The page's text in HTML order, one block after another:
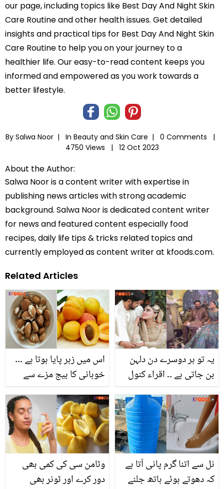
our page, including topics like Best Day And Night Skin
Care Routine and other health issues. Get detailed
insights and practical tips for Best Day And Night Skin
Care Routine to help you on your journey to a
healthier life. Our easy-to-read content keeps you
informed and empowered as you work towards a
better lifestyle.
By Salwa Noor | In Beauty and Skin Care |
0 Comments |
4750 Views |
12 Oct 2023
About the Author:
Salwa Noor is a content writer with expertise in
publishing news articles with strong academic
background. Salwa Noor is dedicated content writer
for news and featured content especially food
recipes, daily life tips & tricks related topics and
currently employed as content writer at kfoods.com.
Related Articles
اس میں زہر پایا ہوتا ہے ...
خوبانی کا بیج مزے سے
نقصانات بھی جان لیں،
کہیں آپ کی جان کو خطرہ
تو نہیں؟
یہ تو ہر دوسرے دن دلہن
بن جاتی ہے ۔۔ اقراء کنول
بارش، سوشل میڈیا
صارفین کی وائرل ویڈیو پر
شدید تنقید
وٹامن سی کی کمی بھی
دور کرے اور ٹونر بھی
نل سے اتنا گرم پانی آتا ہے
کہ دھوتے ہوئے ہاتھ جلنے